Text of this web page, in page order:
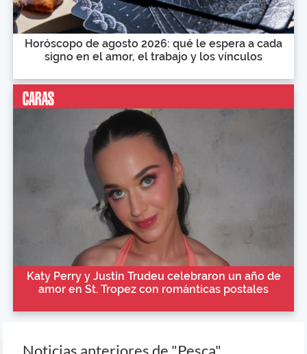
Horóscopo de agosto 2026: qué le espera a cada
signo en el amor, el trabajo y los vínculos
Katy Perry y Justin Trudeu celebraron un año de
amor en St. Tropez con románticas postales